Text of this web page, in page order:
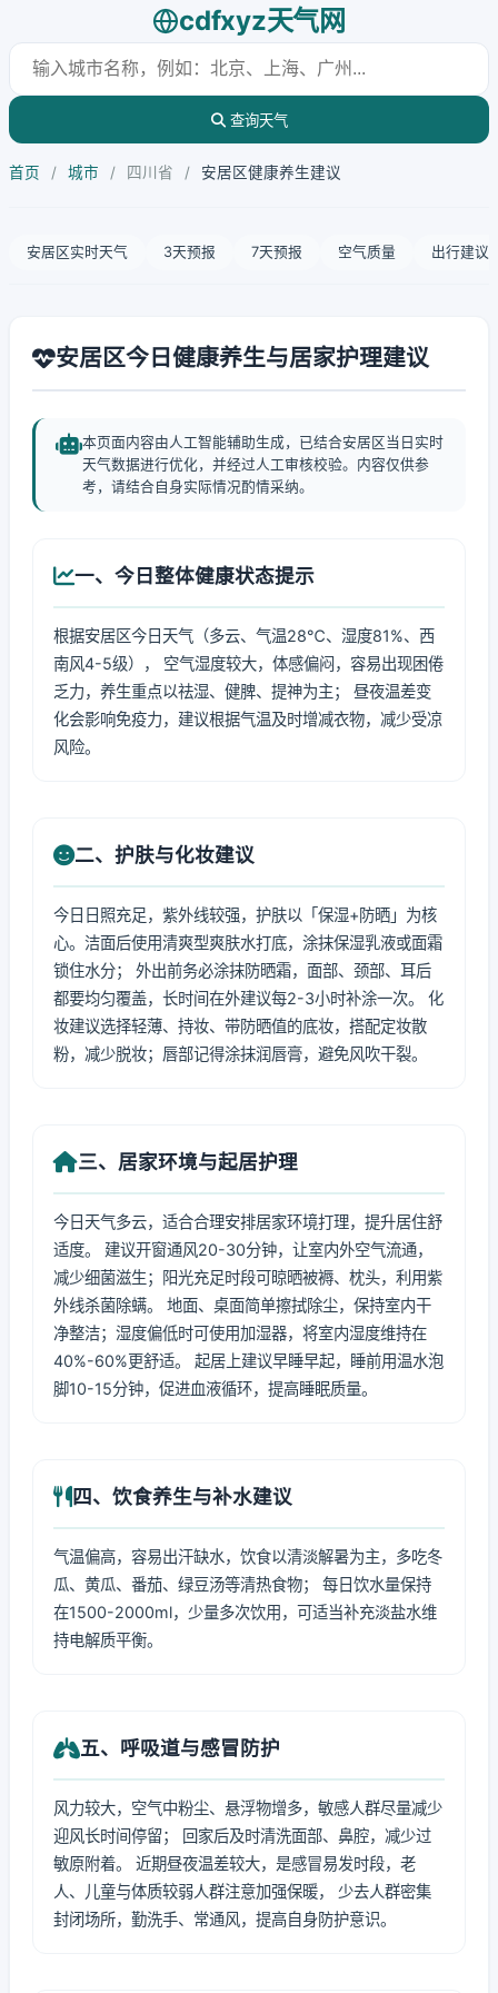
cdfxyz天气网
查询天气
首页 / 城市 / 四川省 / 安居区健康养生建议
安居区实时天气 3天预报 7天预报 空气质量 出行建议
安居区今日健康养生与居家护理建议
本页面内容由人工智能辅助生成，已结合安居区当日实时
天气数据进行优化，并经过人工审核校验。内容仅供参
考，请结合自身实际情况酌情采纳。
一、今日整体健康状态提示
根据安居区今日天气（多云、气温28℃、湿度81%、西
南风4-5级）， 空气湿度较大，体感偏闷，容易出现困倦
乏力，养生重点以祛湿、健脾、提神为主； 昼夜温差变
化会影响免疫力，建议根据气温及时增减衣物，减少受凉
风险。
二、护肤与化妆建议
今日日照充足，紫外线较强，护肤以「保湿+防晒」为核
心。洁面后使用清爽型爽肤水打底，涂抹保湿乳液或面霜
锁住水分； 外出前务必涂抹防晒霜，面部、颈部、耳后
都要均匀覆盖，长时间在外建议每2-3小时补涂一次。 化
妆建议选择轻薄、持妆、带防晒值的底妆，搭配定妆散
粉，减少脱妆；唇部记得涂抹润唇膏，避免风吹干裂。
三、居家环境与起居护理
今日天气多云，适合合理安排居家环境打理，提升居住舒
适度。 建议开窗通风20-30分钟，让室内外空气流通，
减少细菌滋生；阳光充足时段可晾晒被褥、枕头，利用紫
外线杀菌除螨。 地面、桌面简单擦拭除尘，保持室内干
净整洁；湿度偏低时可使用加湿器，将室内湿度维持在
40%-60%更舒适。 起居上建议早睡早起，睡前用温水泡
脚10-15分钟，促进血液循环，提高睡眠质量。
四、饮食养生与补水建议
气温偏高，容易出汗缺水，饮食以清淡解暑为主，多吃冬
瓜、黄瓜、番茄、绿豆汤等清热食物； 每日饮水量保持
在1500-2000ml，少量多次饮用，可适当补充淡盐水维
持电解质平衡。
五、呼吸道与感冒防护
风力较大，空气中粉尘、悬浮物增多，敏感人群尽量减少
迎风长时间停留； 回家后及时清洗面部、鼻腔，减少过
敏原附着。 近期昼夜温差较大，是感冒易发时段，老
人、儿童与体质较弱人群注意加强保暖， 少去人群密集
封闭场所，勤洗手、常通风，提高自身防护意识。